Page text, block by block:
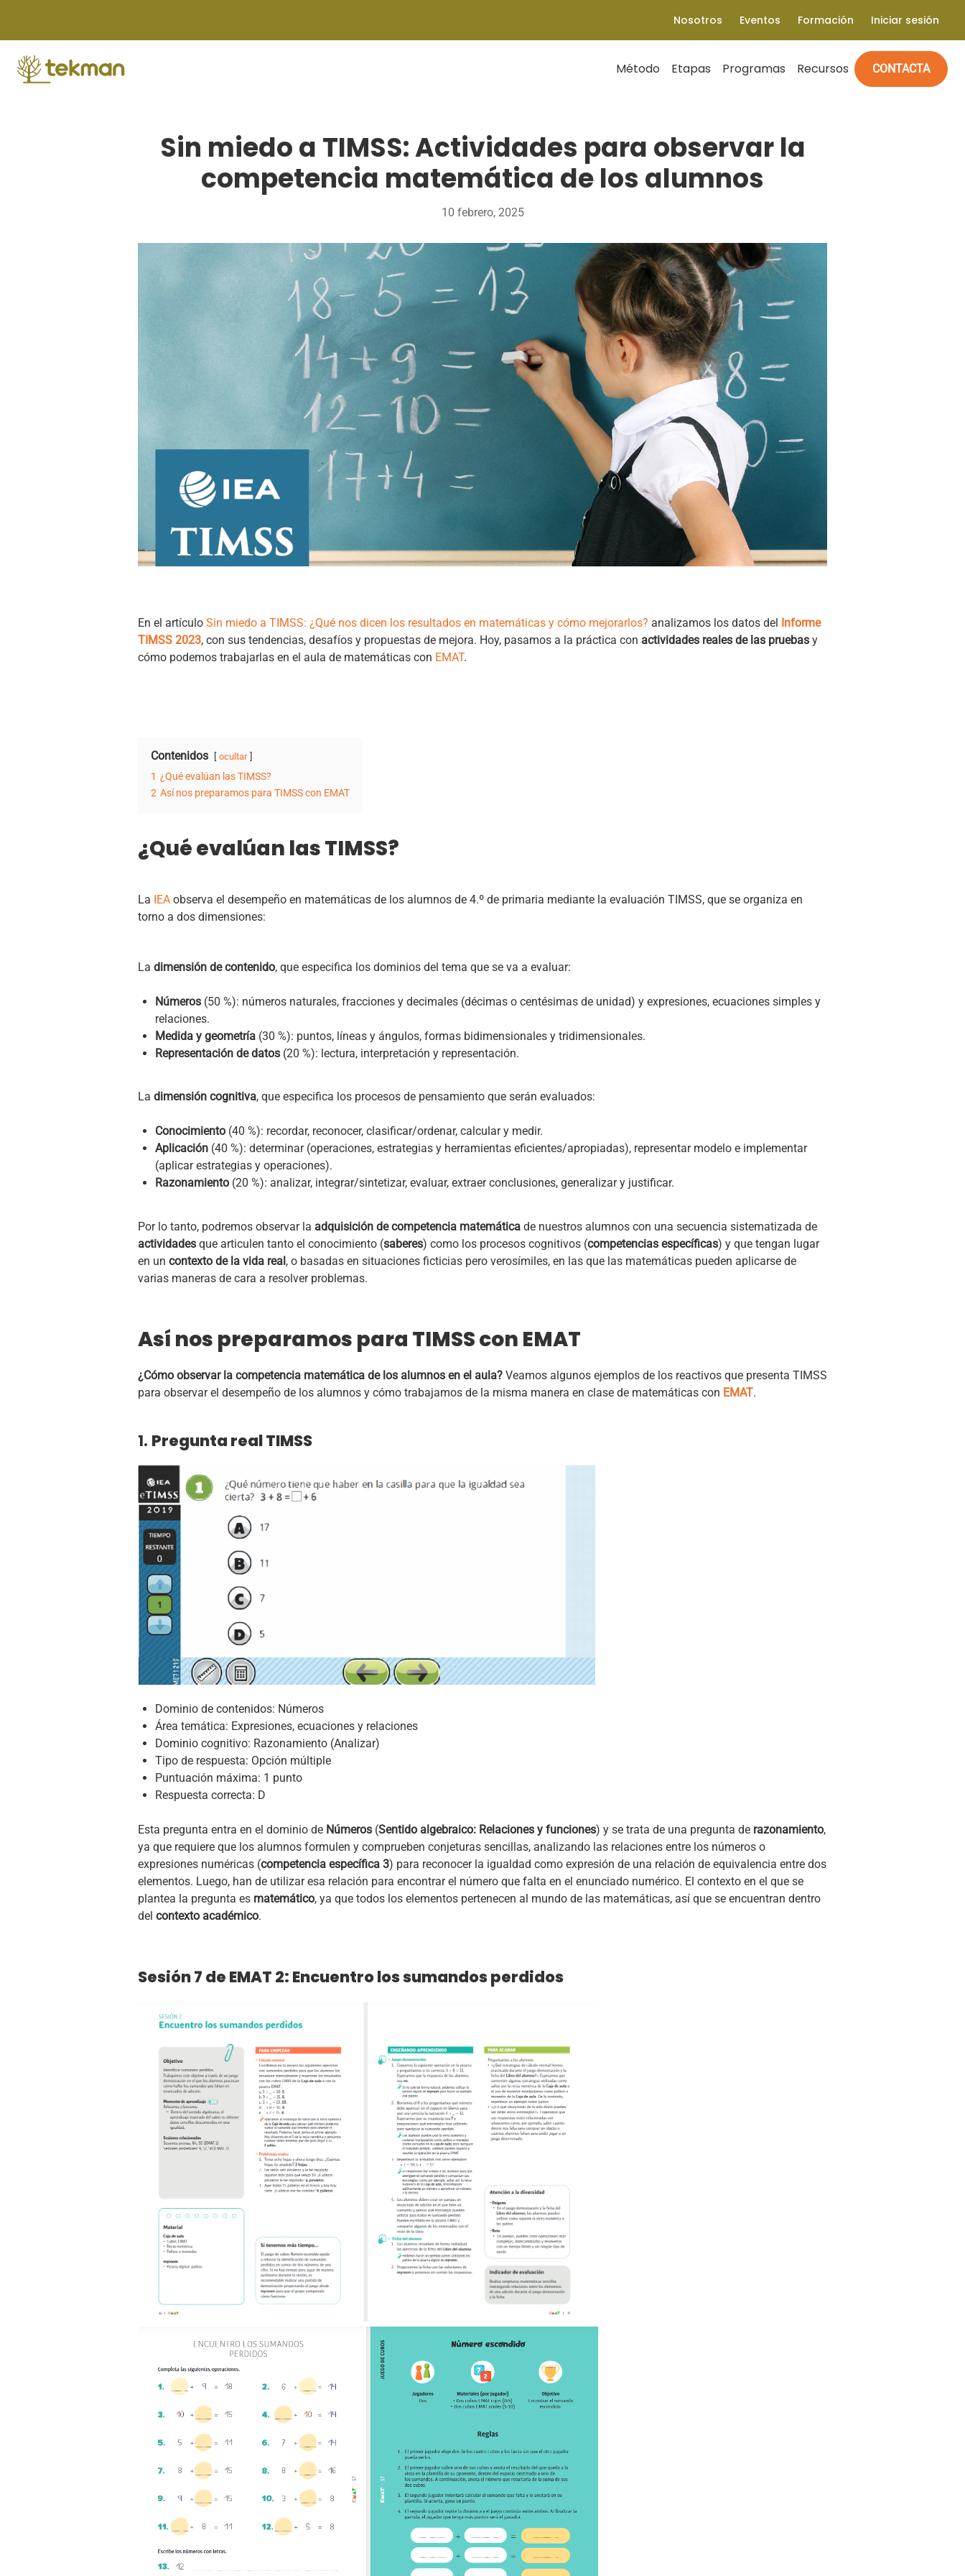
content
Nosotros Eventos Formación Iniciar sesión
Método Etapas Programas Recursos CONTACTA
Sin miedo a TIMSS: Actividades para observar la
competencia matemática de los alumnos
10 febrero, 2025
En el artículo Sin miedo a TIMSS: ¿Qué nos dicen los resultados en matemáticas y cómo mejorarlos? analizamos los datos del Informe
TIMSS 2023, con sus tendencias, desafíos y propuestas de mejora. Hoy, pasamos a la práctica con actividades reales de las pruebas y
cómo podemos trabajarlas en el aula de matemáticas con EMAT.
Contenidos ocultar
1 ¿Qué evalúan las TIMSS?
2 Así nos preparamos para TIMSS con EMAT
¿Qué evalúan las TIMSS?
La IEA observa el desempeño en matemáticas de los alumnos de 4.º de primaria mediante la evaluación TIMSS, que se organiza en
torno a dos dimensiones:
La dimensión de contenido, que especifica los dominios del tema que se va a evaluar:
Números (50 %): números naturales, fracciones y decimales (décimas o centésimas de unidad) y expresiones, ecuaciones simples y
relaciones.
Medida y geometría (30 %): puntos, líneas y ángulos, formas bidimensionales y tridimensionales.
Representación de datos (20 %): lectura, interpretación y representación.
La dimensión cognitiva, que especifica los procesos de pensamiento que serán evaluados:
Conocimiento (40 %): recordar, reconocer, clasificar/ordenar, calcular y medir.
Aplicación (40 %): determinar (operaciones, estrategias y herramientas eficientes/apropiadas), representar modelo e implementar
(aplicar estrategias y operaciones).
Razonamiento (20 %): analizar, integrar/sintetizar, evaluar, extraer conclusiones, generalizar y justificar.
Por lo tanto, podremos observar la adquisición de competencia matemática de nuestros alumnos con una secuencia sistematizada de
actividades que articulen tanto el conocimiento (saberes) como los procesos cognitivos (competencias específicas) y que tengan lugar
en un contexto de la vida real, o basadas en situaciones ficticias pero verosímiles, en las que las matemáticas pueden aplicarse de
varias maneras de cara a resolver problemas.
Así nos preparamos para TIMSS con EMAT
¿Cómo observar la competencia matemática de los alumnos en el aula? Veamos algunos ejemplos de los reactivos que presenta TIMSS
para observar el desempeño de los alumnos y cómo trabajamos de la misma manera en clase de matemáticas con EMAT.
1. Pregunta real TIMSS
Dominio de contenidos: Números
Área temática: Expresiones, ecuaciones y relaciones
Dominio cognitivo: Razonamiento (Analizar)
Tipo de respuesta: Opción múltiple
Puntuación máxima: 1 punto
Respuesta correcta: D
Esta pregunta entra en el dominio de Números (Sentido algebraico: Relaciones y funciones) y se trata de una pregunta de razonamiento,
ya que requiere que los alumnos formulen y comprueben conjeturas sencillas, analizando las relaciones entre los números o
expresiones numéricas (competencia específica 3) para reconocer la igualdad como expresión de una relación de equivalencia entre dos
elementos. Luego, han de utilizar esa relación para encontrar el número que falta en el enunciado numérico. El contexto en el que se
plantea la pregunta es matemático, ya que todos los elementos pertenecen al mundo de las matemáticas, así que se encuentran dentro
del contexto académico.
Sesión 7 de EMAT 2: Encuentro los sumandos perdidos